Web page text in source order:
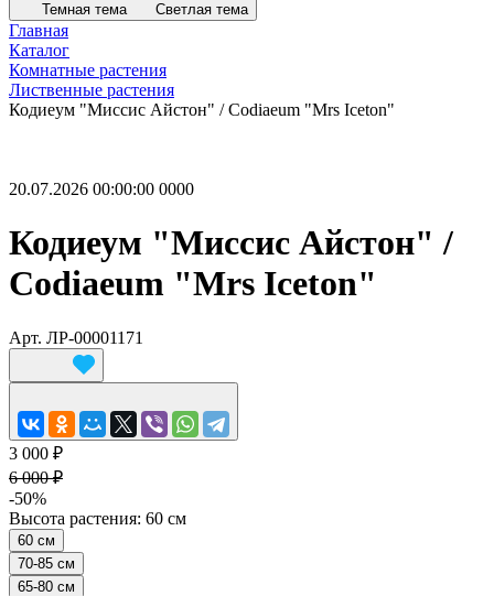
Темная тема Светлая тема
Главная
Каталог
Комнатные растения
Лиственные растения
Кодиеум "Миссис Айстон" / Codiaeum "Mrs Iceton"
20.07.2026 00:00:00 0000
Кодиеум "Миссис Айстон" /
Codiaeum "Mrs Iceton"
Арт. ЛР-00001171
3 000 ₽
6 000 ₽
-50%
Высота растения: 60 см
60 см
70-85 см
65-80 см